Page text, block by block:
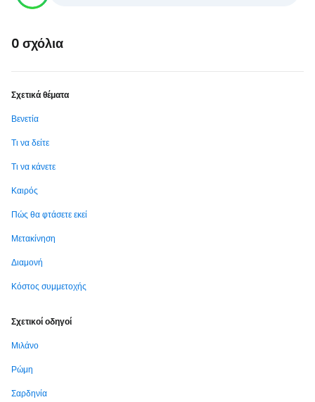
0 σχόλια
Σχετικά θέματα
Βενετία
Τι να δείτε
Τι να κάνετε
Καιρός
Πώς θα φτάσετε εκεί
Μετακίνηση
Διαμονή
Κόστος συμμετοχής
Σχετικοί οδηγοί
Μιλάνο
Ρώμη
Σαρδηνία